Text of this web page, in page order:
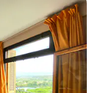
aimés